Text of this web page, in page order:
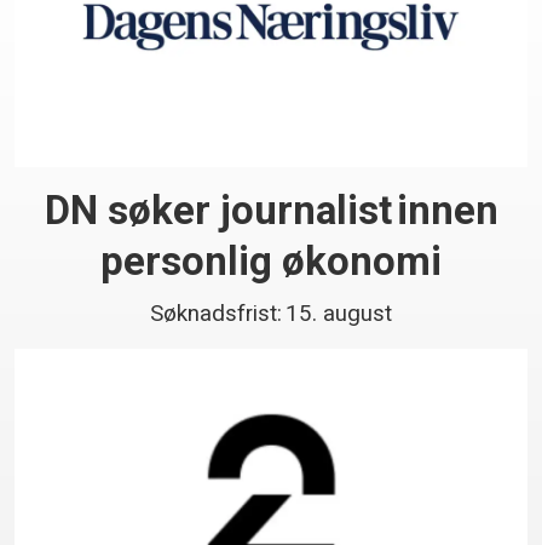
DN søker journalist innen
personlig økonomi
Søknadsfrist: 15. august